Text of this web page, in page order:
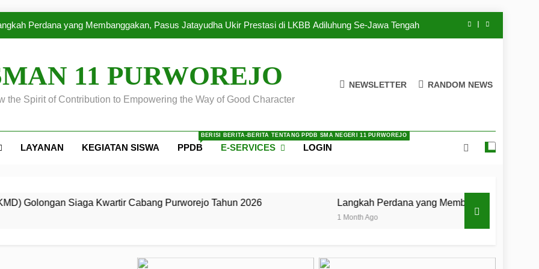
Perdana yang Membanggakan, Pasus Jatayudha Ukir Prestasi di LKBB Adiluhung Se-Jawa Tengah
Latihan Gabungan PKS SMA Negeri 11 Purworejo& SMK Negeri 6 Purworejo: Membangun Disiplin,
Kekompakan, dan Kepedulian
SMA Negeri 11 Purworejo menjadi Tuan Rumah Kursus Pembina Pramuka Mahir Tingkat Dasar (KMD)
Perdana yang Membanggakan, Pasus Jatayudha Ukir Prestasi di LKBB Adiluhung Se-Jawa Tengah
11 PURWOREJO
the Spirit of Contribution to Empowering the Way of Good Character
NEWSLETTER RANDOM NEWS
LAYANAN KEGIATAN SISWA PPDB
BERISI BERITA-BERITA TENTANG PPDB SMA NEGERI 11 PURWOREJO
E-SERVICES LOGIN
Siaga Kwartir Cabang Purworejo Tahun 2026 Langkah Perdana yang Membanggakan, Pasus Jatayudha